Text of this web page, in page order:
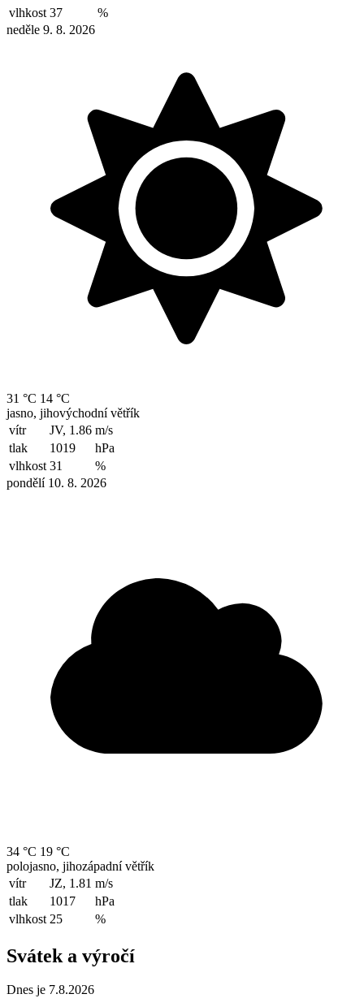
vlhkost 37
%
neděle 9. 8. 2026
31 °C 14 °C
jasno, jihovýchodní větřík
vítr
JV, 1.86 m/s
tlak
1019
hPa
vlhkost 31
%
pondělí 10. 8. 2026
34 °C 19 °C
polojasno, jihozápadní větřík
vítr
JZ, 1.81 m/s
tlak
1017
hPa
vlhkost 25 %
Svátek a výročí
Dnes je 7.8.2026